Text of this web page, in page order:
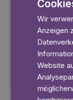
Wir
Anzeigen
Website